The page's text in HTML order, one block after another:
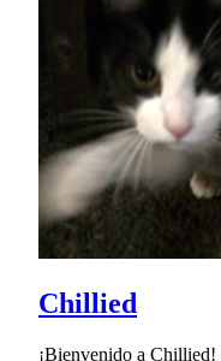
Chillied
¡Bienvenido a